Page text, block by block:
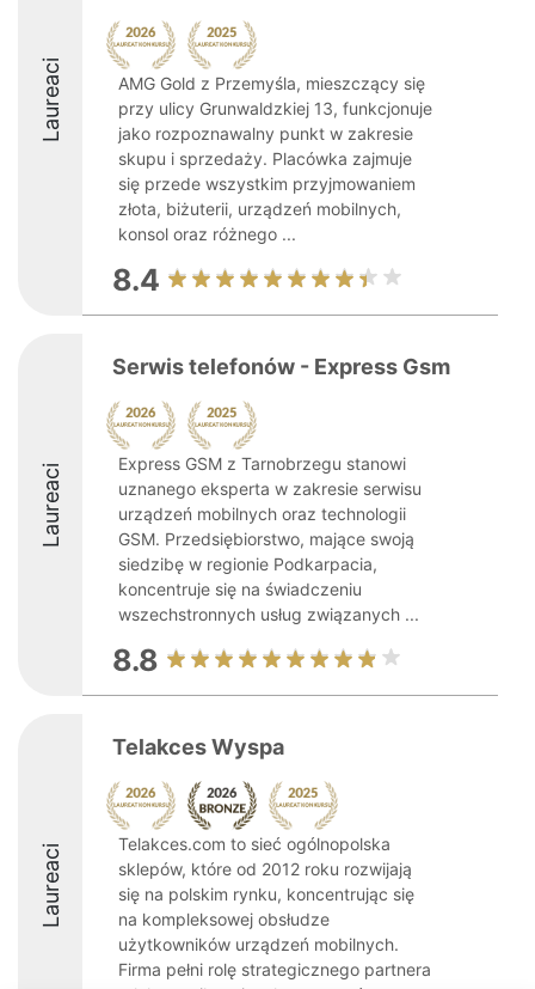
Laureaci
AMG Gold z Przemyśla, mieszczący się
przy ulicy Grunwaldzkiej 13, funkcjonuje
jako rozpoznawalny punkt w zakresie
skupu i sprzedaży. Placówka zajmuje
się przede wszystkim przyjmowaniem
złota, biżuterii, urządzeń mobilnych,
konsol oraz różnego ...
8.4
Laureaci
Serwis telefonów - Express Gsm
Express GSM z Tarnobrzegu stanowi
uznanego eksperta w zakresie serwisu
urządzeń mobilnych oraz technologii
GSM. Przedsiębiorstwo, mające swoją
siedzibę w regionie Podkarpacia,
koncentruje się na świadczeniu
wszechstronnych usług związanych ...
8.8
Laureaci
Telakces Wyspa
Telakces.com to sieć ogólnopolska
sklepów, które od 2012 roku rozwijają
się na polskim rynku, koncentrując się
na kompleksowej obsłudze
użytkowników urządzeń mobilnych.
Firma pełni rolę strategicznego partnera